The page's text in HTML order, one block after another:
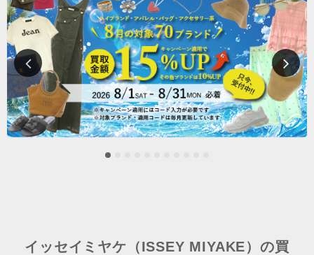
イッセイミヤケ（ISSEY MIYAKE）の買